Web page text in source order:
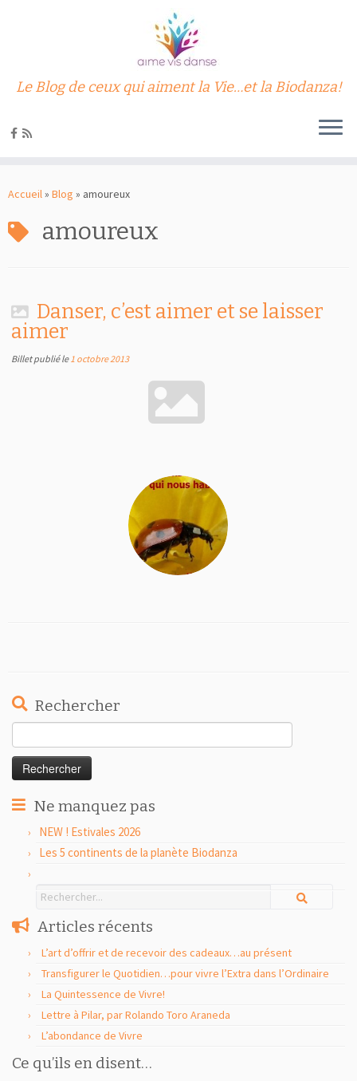
au
Le Blog de ceux qui aiment la Vie…et la Biodanza!
Accueil» Blog » amoureux
amoureux
Danser, c’est aimer et se laisser
aimer
Billet publié le1 octobre 2013
Rechercher
Ne manquez pas
NEW ! Estivales 2026
Les 5 continents de la planète Biodanza
Articles récents
L’art d’offrir et de recevoir des cadeaux…au présent
Transfigurer le Quotidien…pour vivre l’Extra dans l’Ordinaire
La Quintessence de Vivre!
Lettre à Pilar, par Rolando Toro Araneda
L’abondance de Vivre
Ce qu’ils en disent…